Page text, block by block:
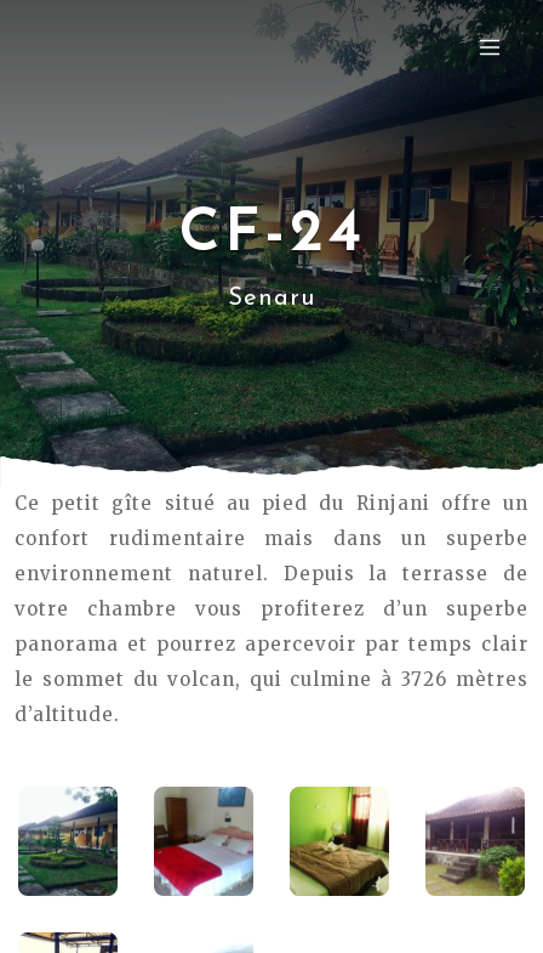
CF-24
Senaru
Ce petit gîte situé au pied du Rinjani offre un
confort rudimentaire mais dans un superbe
environnement naturel. Depuis la terrasse de
votre chambre vous profiterez d’un superbe
panorama et pourrez apercevoir par temps clair
le sommet du volcan, qui culmine à 3726 mètres
d’altitude.